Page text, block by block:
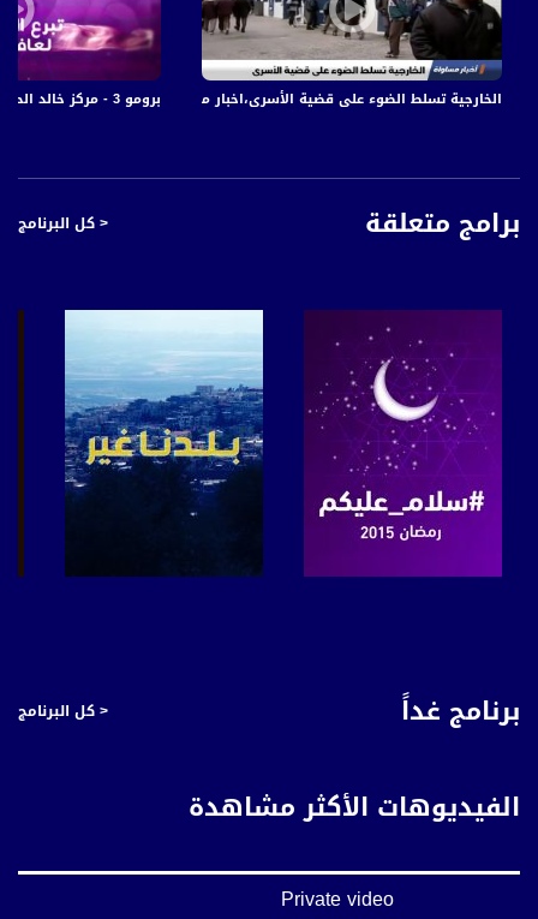
برومو 3 - مركز خالد الحسن لامراض السرطان وزراعة النخاع - قناة مساواة الفضائيةالخارجية تسلط الضوء على قضية الأسرى،اخبار مساواة 17.10.2019، قناة مساواة
برامج متعلقة < كل البرنامج
برنامج غداً < كل البرنامج
الفيديوهات الأكثر مشاهدة
Private video